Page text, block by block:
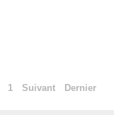
1 Suivant Dernier